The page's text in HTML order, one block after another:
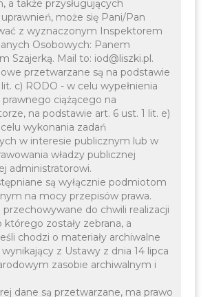
pomiędzy Zarządem
Małopolskiego a Gminą Liszki
umowa o dofinansowanie
FEMP.02.05-IZ.00-089/23 pn.
a także przysługujących
może się Pani/Pan
z wyznaczonym Inspektorem
Osobowych: Panem
Szajerką. Mail to: iod@liszki.pl.
przetwarzane są na podstawie
lit. c) RODO - w celu wypełnienia
ciążącego na
na podstawie art. 6 ust. 1 lit. e)
wykonania zadań
w interesie publicznym lub w
władzy publicznej
administratorowi.
są wyłącznie podmiotom
na mocy przepisów prawa.
przechowywane do chwili realizacji
którego zostały zebrana, a
chodzi o materiały archiwalne
z Ustawy z dnia 14 lipca
zasobie archiwalnym i
dane są przetwarzane, ma prawo